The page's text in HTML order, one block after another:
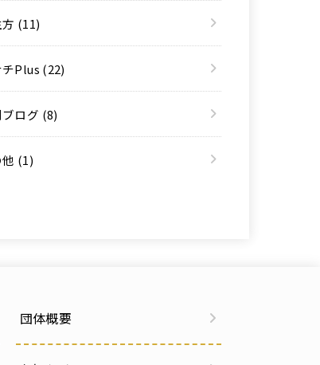
(11)
Plus (22)
ログ (8)
(1)
団体概要